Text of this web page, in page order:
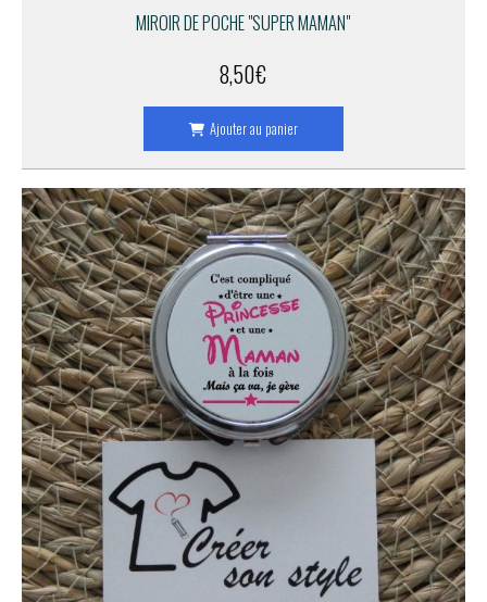
MIROIR DE POCHE "SUPER MAMAN"
8,50€
Ajouter au panier